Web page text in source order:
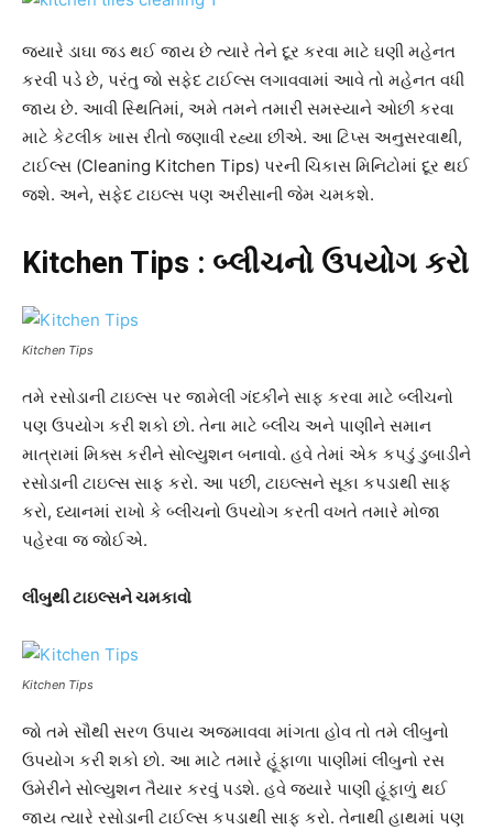
જ્યારે ડાઘા જડ થઈ જાય છે ત્યારે તેને દૂર કરવા માટે ઘણી મહેનત
કરવી પડે છે, પરંતુ જો સફેદ ટાઈલ્સ લગાવવામાં આવે તો મહેનત વધી
જાય છે. આવી સ્થિતિમાં, અમે તમને તમારી સમસ્યાને ઓછી કરવા
માટે કેટલીક ખાસ રીતો જણાવી રહ્યા છીએ. આ ટિપ્સ અનુસરવાથી,
ટાઈલ્સ (Cleaning Kitchen Tips) પરની ચિકાસ મિનિટોમાં દૂર થઈ
જશે. અને, સફેદ ટાઇલ્સ પણ અરીસાની જેમ ચમકશે.
Kitchen Tips : બ્લીચનો ઉપયોગ કરો
Kitchen Tips
તમે રસોડાની ટાઇલ્સ પર જામેલી ગંદકીને સાફ કરવા માટે બ્લીચનો
પણ ઉપયોગ કરી શકો છો. તેના માટે બ્લીચ અને પાણીને સમાન
માત્રામાં મિક્સ કરીને સોલ્યુશન બનાવો. હવે તેમાં એક કપડું ડુબાડીને
રસોડાની ટાઇલ્સ સાફ કરો. આ પછી, ટાઇલ્સને સૂકા કપડાથી સાફ
કરો, ધ્યાનમાં રાખો કે બ્લીચનો ઉપયોગ કરતી વખતે તમારે મોજા
પહેરવા જ જોઈએ.
લીંબુથી ટાઇલ્સને ચમકાવો
Kitchen Tips
જો તમે સૌથી સરળ ઉપાય અજમાવવા માંગતા હોવ તો તમે લીંબુનો
ઉપયોગ કરી શકો છો. આ માટે તમારે હૂંફાળા પાણીમાં લીંબુનો રસ
ઉમેરીને સોલ્યુશન તૈયાર કરવું પડશે. હવે જ્યારે પાણી હૂંફાળું થઈ
જાય ત્યારે રસોડાની ટાઈલ્સ કપડાથી સાફ કરો. તેનાથી હાથમાં પણ